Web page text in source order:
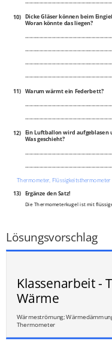
10)
Dicke Gläser können beim
Woran könnte das liegen?
11) Warum wärmt ein Federbett?
12)
Ein Luftballon wird aufgeblasen
Was geschieht?
Thermometer, Flüssigkeitsthermometer
13) Ergänze den Satz!
Die Thermometerkugel ist mit flüssigem
Lösungsvorschlag
Klassenarbeit -
Wärme
Wärmeströmung;
Thermometer